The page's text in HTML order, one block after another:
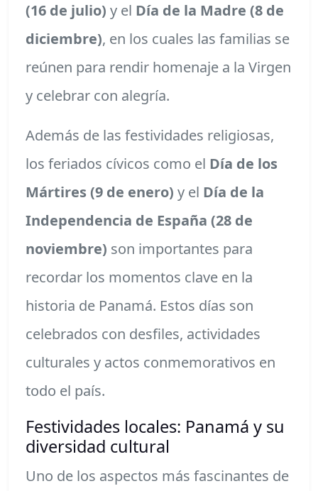
(16 de julio) y el Día de la Madre (8 de
diciembre), en los cuales las familias se
reúnen para rendir homenaje a la Virgen
y celebrar con alegría.
Además de las festividades religiosas,
los feriados cívicos como el Día de los
Mártires (9 de enero) y el Día de la
Independencia de España (28 de
noviembre) son importantes para
recordar los momentos clave en la
historia de Panamá. Estos días son
celebrados con desfiles, actividades
culturales y actos conmemorativos en
todo el país.
Festividades locales: Panamá y su
diversidad cultural
Uno de los aspectos más fascinantes de